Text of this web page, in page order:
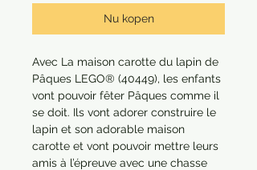
Nu kopen
Avec La maison carotte du lapin de
Pâques LEGO® (40449), les enfants
vont pouvoir fêter Pâques comme il
se doit. Ils vont adorer construire le
lapin et son adorable maison
carotte et vont pouvoir mettre leurs
amis à l’épreuve avec une chasse